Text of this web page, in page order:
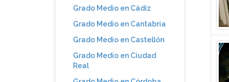
Grado Medio en Cádiz
Grado Medio en Cantabria
Grado Medio en Castellón
Grado Medio en Ciudad
Real